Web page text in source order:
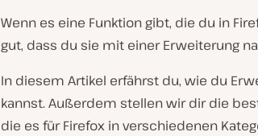
Wenn es eine Funktion gibt, die du in
gut, dass du sie mit einer Erweiterung
In diesem Artikel erfährst du, wie du
kannst. Außerdem stellen wir dir die
die es für Firefox in verschiedenen